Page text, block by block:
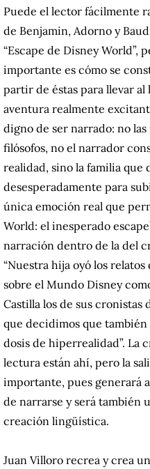
Puede el lector fácilmente
de Benjamin, Adorno y
“Escape de Disney World”,
importante es cómo se
partir de éstas para llevar al
aventura realmente
digno de ser narrado: no las
filósofos, no el narrador
realidad, sino la familia que
desesperadamente para
única emoción real que
World: el inesperado
narración dentro de la del
“Nuestra hija oyó los
sobre el Mundo Disney
Castilla los de sus cronistas
que decidimos que también
dosis de hiperrealidad”. La
lectura están ahí, pero la
importante, pues generará
de narrarse y será también
creación lingüística.
Juan Villoro recrea y crea